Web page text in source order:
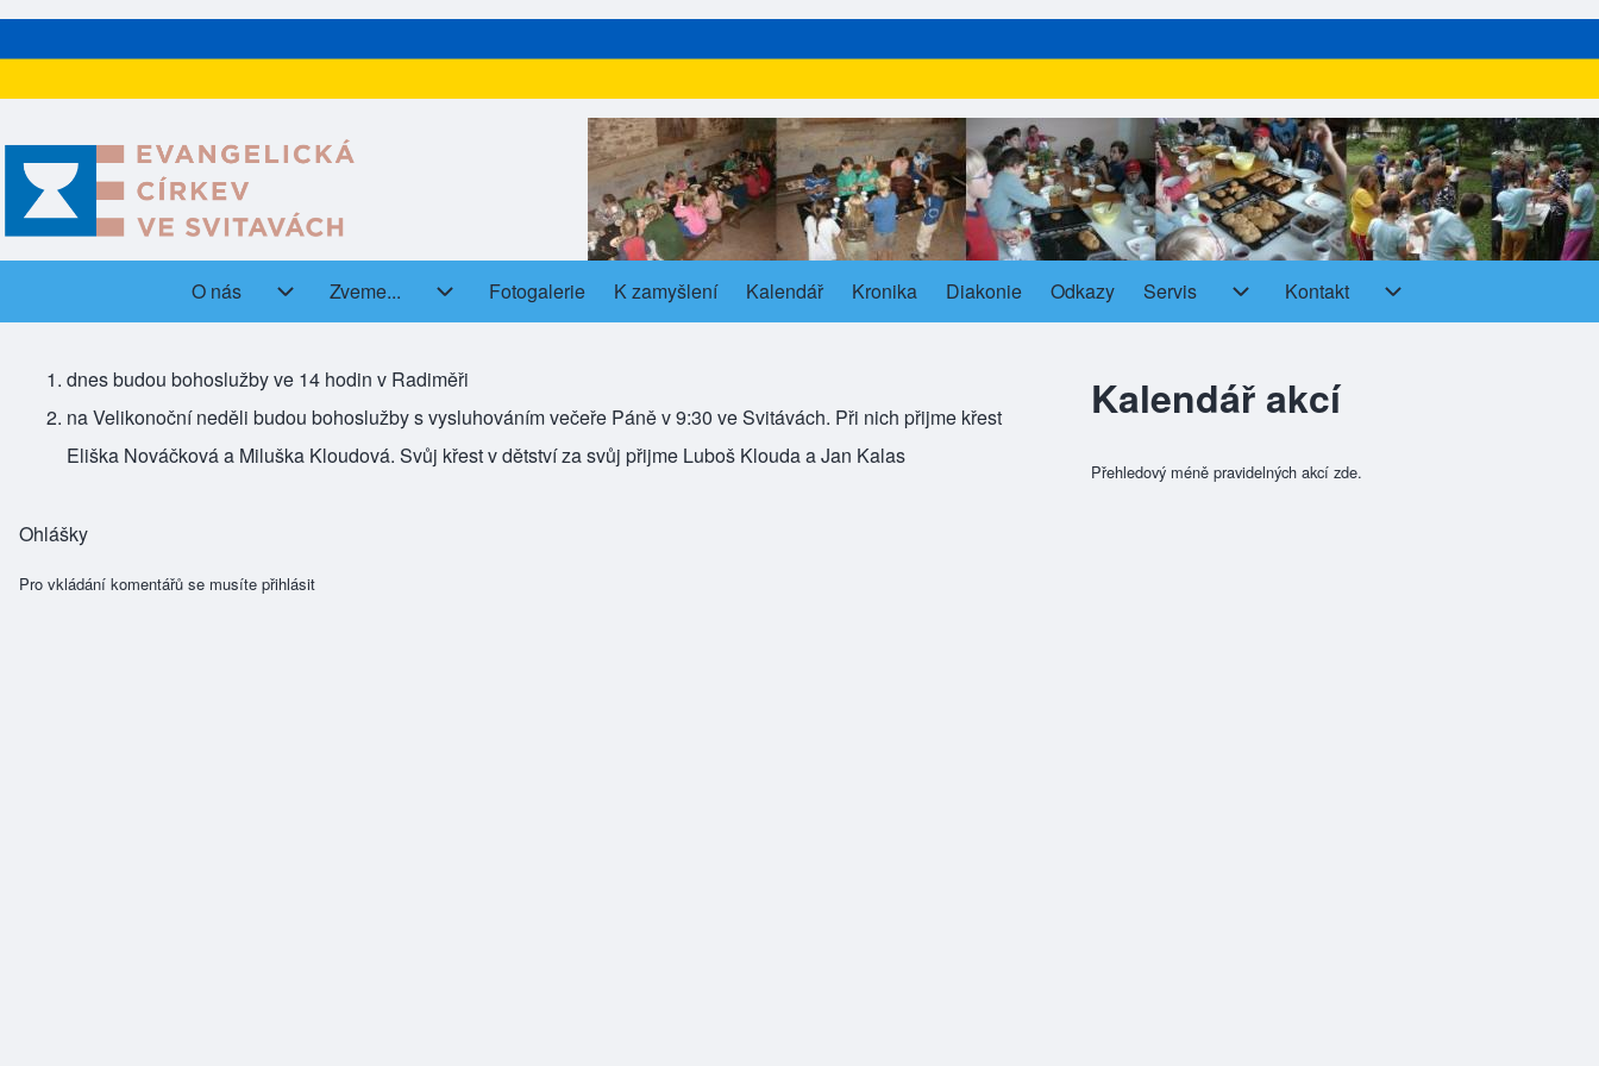
Main navigation
O nás Zveme...
Zveme... sub-navigation
Fotogalerie
(opens in new tab)K zamyšlení Kalendář Kronika Diakonie Odkazy Servis Kontakt
dnes budou bohoslužby ve 14 hodin v Radiměři
na Velikonoční neděli budou bohoslužby s vysluhováním večeře Páně v 9:30 ve Svitávách. Při nich přijme křest
Eliška Nováčková a Miluška Kloudová. Svůj křest v dětství za svůj přijme Luboš Klouda a Jan Kalas
Ohlášky
Pro vkládání komentářů se musíte přihlásit
Kalendář akcí
Přehledový méně pravidelných akcí zde.